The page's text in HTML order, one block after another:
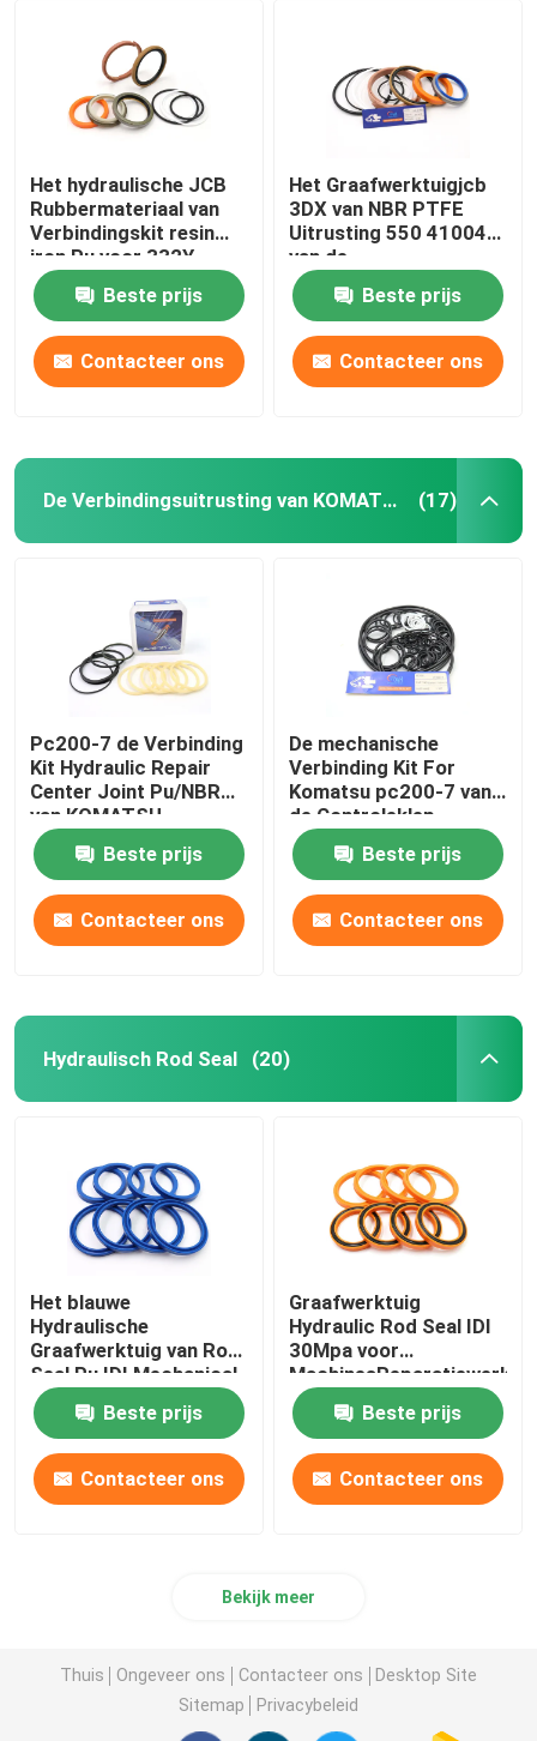
Het hydraulische JCB
Rubbermateriaal van
Verbindingskit resin
iron Pu voor 332Y-
5599
Beste prijs
Contacteer ons
Het Graafwerktuigjcb
3DX van NBR PTFE
Uitrusting 550 41004
van de
Stabilisatorverbinding
Beste prijs
Contacteer ons
De Verbindingsuitrusting van KOMATSU (17)
Pc200-7 de Verbinding
Kit Hydraulic Repair
Center Joint Pu/NBR
van KOMATSU
Beste prijs
Contacteer ons
De mechanische
Verbinding Kit For
Komatsu pc200-7 van
de Controleklep
Graafwerktuig
Beste prijs
Contacteer ons
Hydraulisch Rod Seal (20)
Het blauwe
Hydraulische
Graafwerktuig van Rod
Seal Pu IDI Mechanical
Oil Seal For
Beste prijs
Contacteer ons
Graafwerktuig
Hydraulic Rod Seal IDI
30Mpa voor
Beste prijs
Contacteer ons
Bekijk meer
Thuis Ongeveer ons Contacteer ons
Desktop Site
Sitemap
Privacybeleid